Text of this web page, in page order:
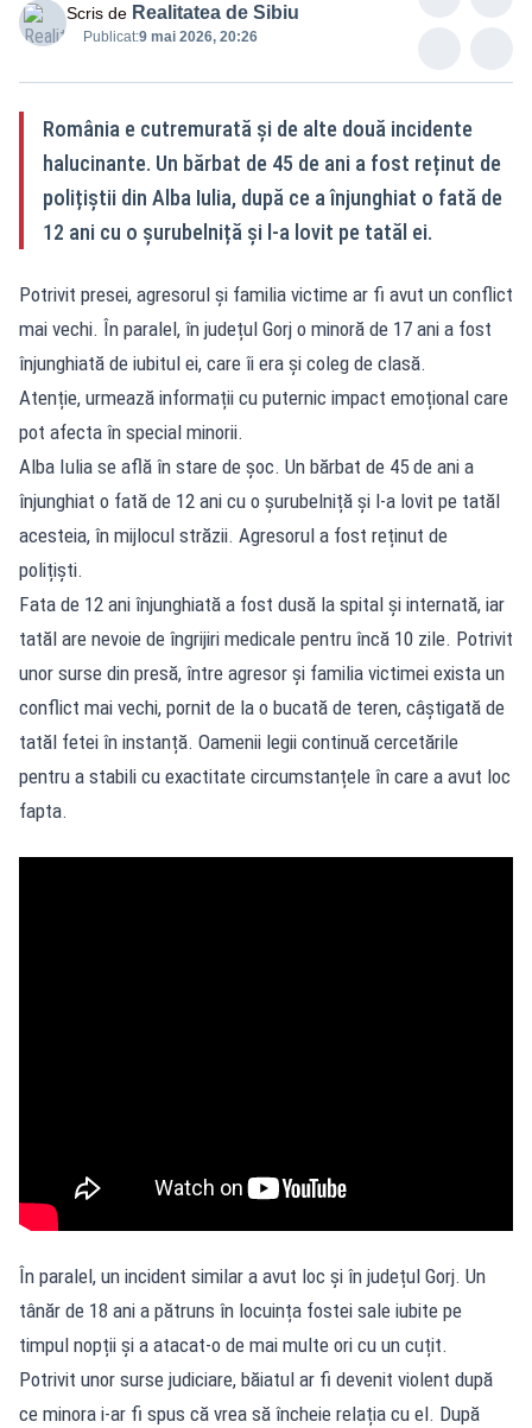
Scris de Realitatea de Sibiu
Publicat:9 mai 2026, 20:26
România e cutremurată și de alte două incidente
halucinante. Un bărbat de 45 de ani a fost reținut de
polițiștii din Alba Iulia, după ce a înjunghiat o fată de
12 ani cu o șurubelniță și l-a lovit pe tatăl ei.
Potrivit presei, agresorul și familia victime ar fi avut un conflict
mai vechi. În paralel, în județul Gorj o minoră de 17 ani a fost
înjunghiată de iubitul ei, care îi era și coleg de clasă.
Atenție, urmează informații cu puternic impact emoțional care
pot afecta în special minorii.
Alba Iulia se află în stare de șoc. Un bărbat de 45 de ani a
înjunghiat o fată de 12 ani cu o șurubelniță și l-a lovit pe tatăl
acesteia, în mijlocul străzii. Agresorul a fost reținut de
polițiști.
Fata de 12 ani înjunghiată a fost dusă la spital și internată, iar
tatăl are nevoie de îngrijiri medicale pentru încă 10 zile. Potrivit
unor surse din presă, între agresor și familia victimei exista un
conflict mai vechi, pornit de la o bucată de teren, câștigată de
tatăl fetei în instanță. Oamenii legii continuă cercetările
pentru a stabili cu exactitate circumstanțele în care a avut loc
fapta.
În paralel, un incident similar a avut loc și în județul Gorj. Un
tânăr de 18 ani a pătruns în locuința fostei sale iubite pe
timpul nopții și a atacat-o de mai multe ori cu un cuțit.
Potrivit unor surse judiciare, băiatul ar fi devenit violent după
ce minora i-ar fi spus că vrea să încheie relația cu el. După